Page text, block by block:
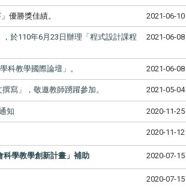
優勝獎佳績。 2021-06-10
，於110年6月23 日辦理「程式設計課程
2021-06-08
科教學國際論壇」。 2021-06-08
寫」，敬邀教師踴躍參加。 2021-05-04
知 2020-11-25
2020-11-12
科學教學創新計畫」補助 2020-07-15
2020-07-15